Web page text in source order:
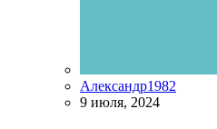
Александр1982
9 июля, 2024